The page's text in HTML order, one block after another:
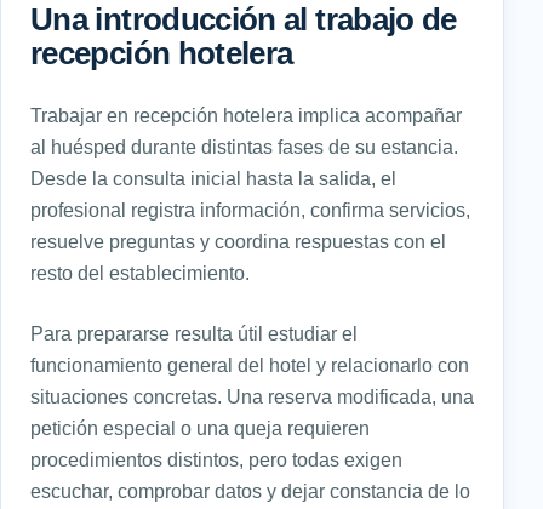
Una introducción al trabajo de
recepción hotelera
Trabajar en recepción hotelera implica acompañar
al huésped durante distintas fases de su estancia.
Desde la consulta inicial hasta la salida, el
profesional registra información, confirma servicios,
resuelve preguntas y coordina respuestas con el
resto del establecimiento.
Para prepararse resulta útil estudiar el
funcionamiento general del hotel y relacionarlo con
situaciones concretas. Una reserva modificada, una
petición especial o una queja requieren
procedimientos distintos, pero todas exigen
escuchar, comprobar datos y dejar constancia de lo